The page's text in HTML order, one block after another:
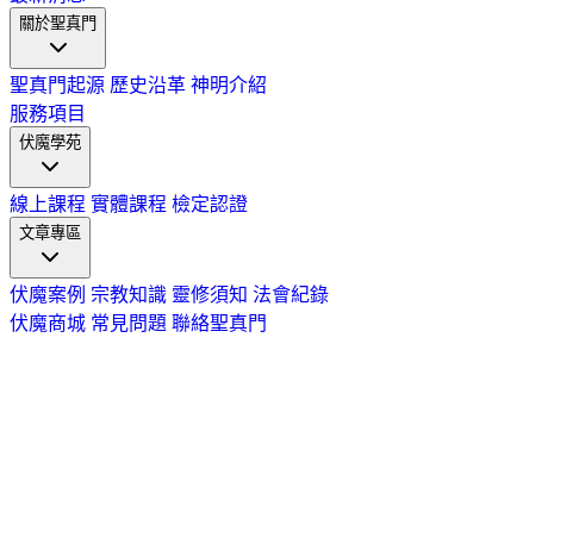
關於聖真門
聖真門起源 歷史沿革 神明介紹
服務項目
伏魔學苑
線上課程 實體課程 檢定認證
文章專區
伏魔案例 宗教知識 靈修須知 法會紀錄
伏魔商城 常見問題 聯絡聖真門